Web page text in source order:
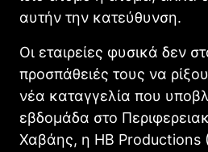
αυτήν την κατεύθυνση.
Οι εταιρείες φυσικά δεν
προσπάθειές τους να
νέα καταγγελία που
εβδομάδα στο
Χαβάης, η HB Productions